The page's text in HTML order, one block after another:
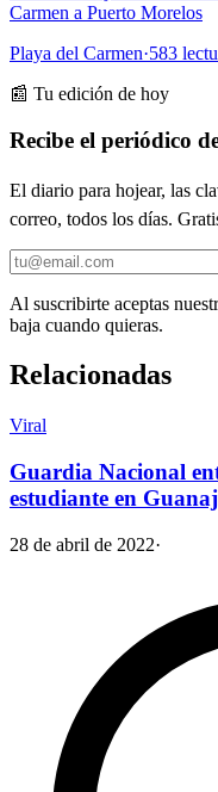
Carmen a Puerto Morelos
Playa del Carmen·583
📰 Tu edición de hoy
Recibe el periódico
El diario para hojear, las
correo, todos los días.
Al suscribirte aceptas
baja cuando quieras.
Relacionadas
Viral
Guardia Nacional
estudiante en
28 de abril de 2022·